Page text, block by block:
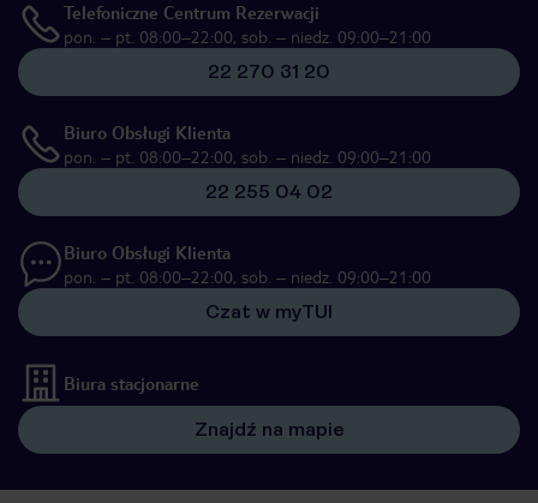
Telefoniczne Centrum Rezerwacji
pon. – pt. 08:00–22:00, sob. – niedz. 09:00–21:00
22 270 31 20
Biuro Obsługi Klienta
pon. – pt. 08:00–22:00, sob. – niedz. 09:00–21:00
22 255 04 02
Biuro Obsługi Klienta
pon. – pt. 08:00–22:00, sob. – niedz. 09:00–21:00
Czat w myTUI
Biura stacjonarne
Znajdź na mapie